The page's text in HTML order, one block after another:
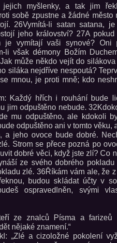
myšlenky, a tak jim
sobě zpustne a žádné město
26Vymítá-li satan satana,
jeho království? 27A
je vymítají vaši synové? Oni
li však démony Božím
může někdo vejít do
siláka nejdříve nespoutá?
mnou, je proti mně; kdo
Každý hřích i rouhání bude
jim odpuštěno nebude.
mu odpuštěno, ale kdokoli
odpuštěno ani v tomto věku,
a jeho ovoce bude dobré.
Strom se přece pozná po
dobré věci, když jste zlí? Co
ze svého dobrého
zlé. 36Říkám vám ale, že
budou skládat účty v
ospravedlněn, svými
ze znalců Písma a farizeů
nějaké znamení.“
„Zlé a cizoložné pokolení